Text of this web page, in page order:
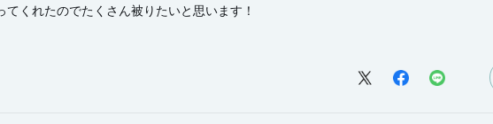
くれたのでたくさん被りたいと思います！